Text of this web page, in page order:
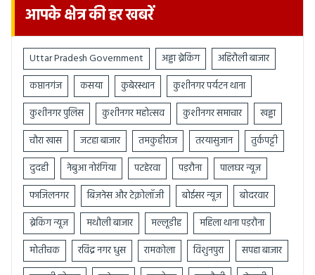
आपके क्षेत्र की हर खबरें
Uttar Pradesh Government अड्डा ब्रेकिंग
अहिरौली बाजार
कप्तानगंज
कसया कुबेरस्थान
कुशीनगर पर्यटन थाना
कुशीनगर पुलिस
कुशीनगर महोत्सव कुशीनगर समाचार
खड्डा
चौरा खास
जटहा बाजार तमकुहीराज तरयासुजान
तुर्कपट्टी
दुदही
नेबुआ नोरंगिया पटहेरवा पड़रौना
पालघर न्यूज़
फाजिलनगर
बिज़नेस और टेक्नोलॉजी बोईसर न्यूज़
बोदरवार
ब्रेकिंग न्यूज़
मथौली बाजार मल्लूडीह
महिला थाना पड़रौना
मोतीचक
रविंद्र नगर धुस रामकोला विशुनपुरा
सपहा बाजार